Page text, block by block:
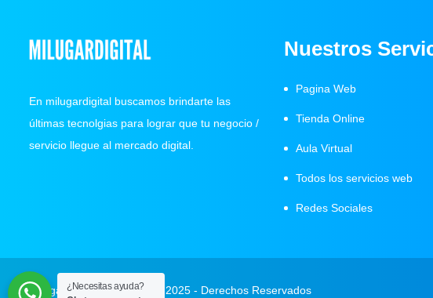
En milugardigital buscamos brindarte las
últimas tecnolgias para lograr que tu negocio /
servicio llegue al mercado digital.
Nuestros
Pagina Web
Tienda Online
Aula Virtual
Todos los servicios web
Redes Sociales
Milugardigital.com © 2018- 2025 - Derechos Reservados
¿Necesitas ayuda?